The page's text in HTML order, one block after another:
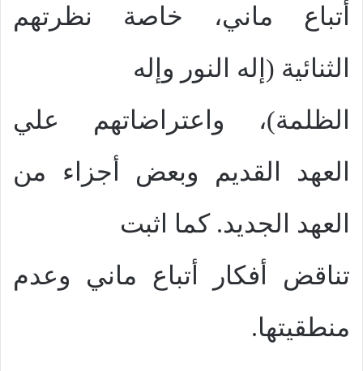
أتباع ماني، خاصة نظرتهم
الثنائية (إله النور وإله
الظلمة)، واعتراضاتهم علي
العهد القديم وبعض أجزاء من
العهد الجديد. كما اثبت
تناقض أفكار أتباع ماني وعدم
منطقيتها.